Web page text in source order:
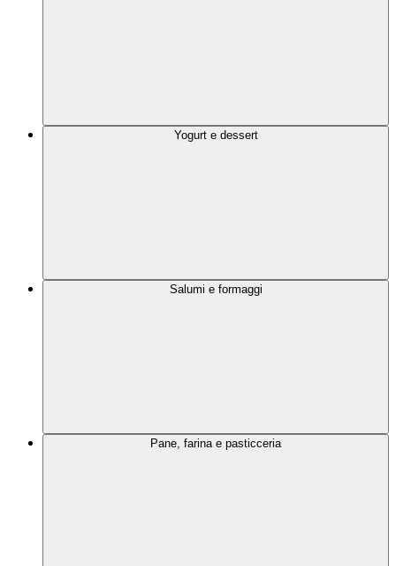
Yogurt e dessert
Salumi e formaggi
Pane, farina e pasticceria